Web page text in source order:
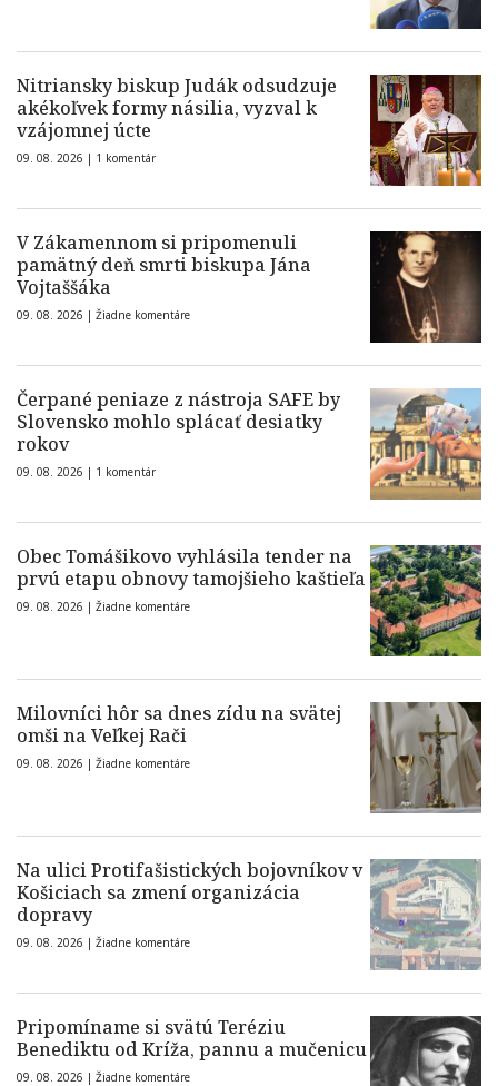
Nitriansky biskup Judák odsudzuje
akékoľvek formy násilia, vyzval k
vzájomnej úcte
09. 08. 2026 | 1 komentár
V Zákamennom si pripomenuli
pamätný deň smrti biskupa Jána
Vojtaššáka
09. 08. 2026 | Žiadne komentáre
Čerpané peniaze z nástroja SAFE by
Slovensko mohlo splácať desiatky
rokov
09. 08. 2026 | 1 komentár
Obec Tomášikovo vyhlásila tender na
prvú etapu obnovy tamojšieho kaštieľa
09. 08. 2026 | Žiadne komentáre
Milovníci hôr sa dnes zídu na svätej
omši na Veľkej Rači
09. 08. 2026 | Žiadne komentáre
Na ulici Protifašistických bojovníkov v
Košiciach sa zmení organizácia
dopravy
09. 08. 2026 | Žiadne komentáre
Pripomíname si svätú Teréziu
Benediktu od Kríža, pannu a mučenicu
09. 08. 2026 | Žiadne komentáre